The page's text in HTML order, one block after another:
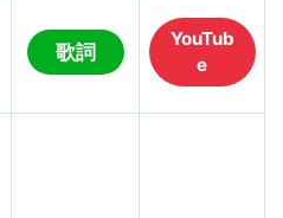
歌詞
YouTub
e